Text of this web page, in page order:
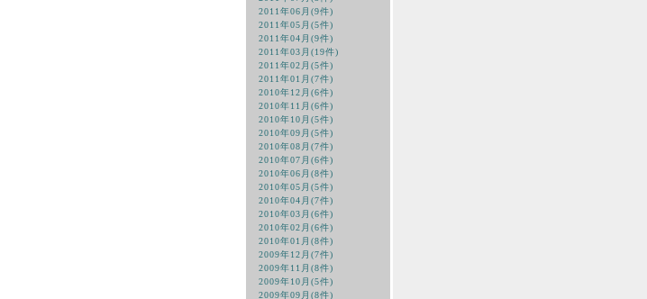
2011年06月(9件)
2011年05月(5件)
2011年04月(9件)
2011年03月(19件)
2011年02月(5件)
2011年01月(7件)
2010年12月(6件)
2010年11月(6件)
2010年10月(5件)
2010年09月(5件)
2010年08月(7件)
2010年07月(6件)
2010年06月(8件)
2010年05月(5件)
2010年04月(7件)
2010年03月(6件)
2010年02月(6件)
2010年01月(8件)
2009年12月(7件)
2009年11月(8件)
2009年10月(5件)
2009年09月(8件)